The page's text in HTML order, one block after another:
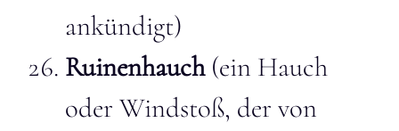
ankündigt)
Ruinenhauch(ein Hauch
oder Windstoß, der von